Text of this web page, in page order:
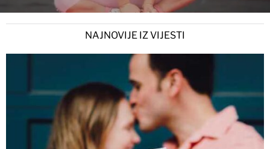
NAJNOVIJE IZ VIJESTI